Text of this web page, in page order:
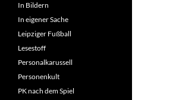
In Bildern
In eigener Sache
Leipziger Fußball
Lesestoff
Personalkarussell
Personenkult
PK nach dem Spiel